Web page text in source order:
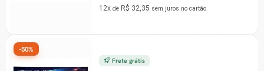
deR$ 32,35sem juros no cartão
Frete grátis
-50%